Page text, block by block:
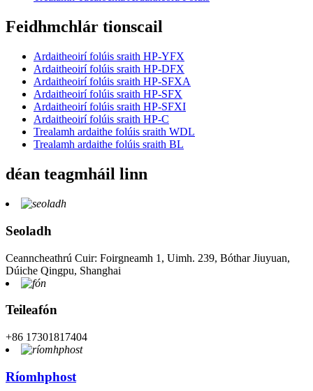
Feidhmchlár tionscail
Ardaitheoirí folúis sraith HP-YFX
Ardaitheoirí folúis sraith HP-DFX
Ardaitheoirí folúis sraith HP-SFXA
Ardaitheoirí folúis sraith HP-SFX
Ardaitheoirí folúis sraith HP-SFXI
Ardaitheoirí folúis sraith HP-C
Trealamh ardaithe folúis sraith WDL
Trealamh ardaithe folúis sraith BL
déan teagmháil linn
Seoladh
Ceanncheathrú Cuir: Foirgneamh 1, Uimh. 239, Bóthar Jiuyuan,
Dúiche Qingpu, Shanghai
Teileafón
+86 17301817404
Ríomhphost